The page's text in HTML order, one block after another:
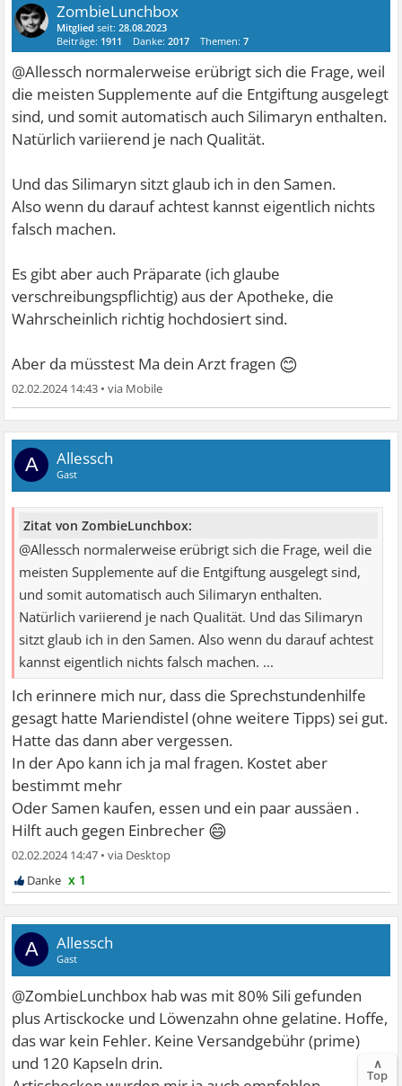
ZombieLunchbox
Mitglied seit:28.08.2023
Beiträge: 1911 Danke:2017 Themen:7
@Allessch normalerweise erübrigt sich die Frage, weil
die meisten Supplemente auf die Entgiftung ausgelegt
sind, und somit automatisch auch Silimaryn enthalten.
Natürlich variierend je nach Qualität.
Und das Silimaryn sitzt glaub ich in den Samen.
Also wenn du darauf achtest kannst eigentlich nichts
falsch machen.
Es gibt aber auch Präparate (ich glaube
verschreibungspflichtig) aus der Apotheke, die
Wahrscheinlich richtig hochdosiert sind.
Aber da müsstest Ma dein Arzt fragen 😊
02.02.2024 14:43 •
A Allessch
Gast
Zitat von ZombieLunchbox:
@Allessch normalerweise erübrigt sich die Frage, weil die
meisten Supplemente auf die Entgiftung ausgelegt sind,
und somit automatisch auch Silimaryn enthalten.
Natürlich variierend je nach Qualität. Und das Silimaryn
sitzt glaub ich in den Samen. Also wenn du darauf achtest
kannst eigentlich nichts falsch machen. ...
Ich erinnere mich nur, dass die Sprechstundenhilfe
gesagt hatte Mariendistel (ohne weitere Tipps) sei gut.
Hatte das dann aber vergessen.
In der Apo kann ich ja mal fragen. Kostet aber
bestimmt mehr
Oder Samen kaufen, essen und ein paar aussäen .
Hilft auch gegen Einbrecher 😄
02.02.2024 14:47 •
x 1
A Allessch
Gast
@ZombieLunchbox hab was mit 80% Sili gefunden
plus Artisckocke und Löwenzahn ohne gelatine. Hoffe,
das war kein Fehler. Keine Versandgebühr (prime)
und 120 Kapseln drin.
∧
Top